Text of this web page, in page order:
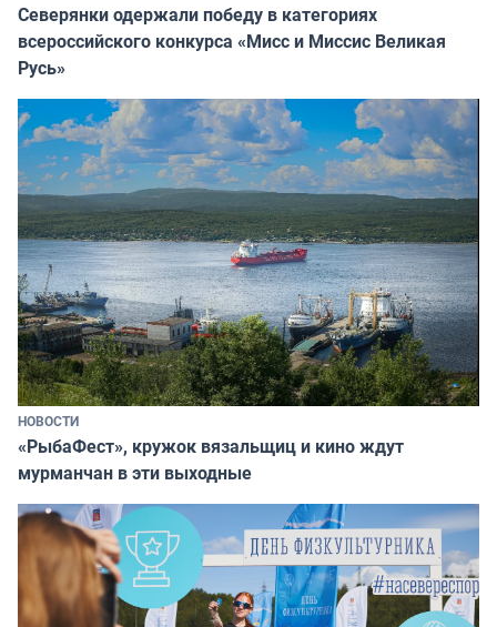
Северянки одержали победу в категориях
всероссийского конкурса «Мисс и Миссис Великая
Русь»
НОВОСТИ
«РыбаФест», кружок вязальщиц и кино ждут
мурманчан в эти выходные